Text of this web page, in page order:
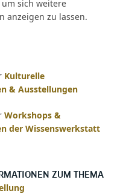
sich weitere
anzeigen zu lassen.
Kulturelle
& Ausstellungen
Workshops &
der Wissenswerkstatt
ZUM THEMA